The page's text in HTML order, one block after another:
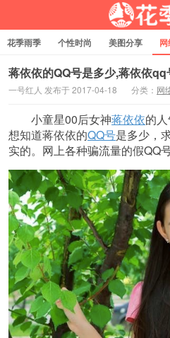
花季雨季 个性时尚 美图分享
福利资源
热门排行
蒋依依的QQ号是多少,蒋依依
一号红人 发布于 2017-04-18 分类： 网
小童星00后女神蒋依依的
想知道蒋依依的QQ号是多少，
实的。网上各种骗流量的假QQ